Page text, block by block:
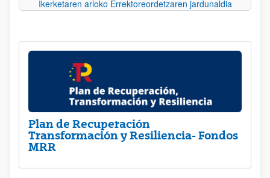
Ikerketaren arloko Errektoreordetzaren jardunaldia
Plan de Recuperación
Transformación y Resiliencia- Fondos
MRR